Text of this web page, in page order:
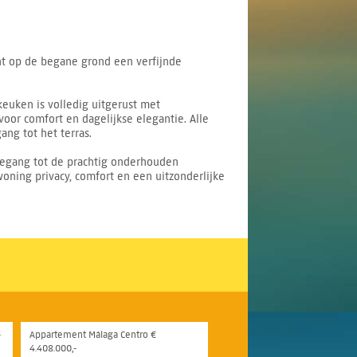
op de begane grond een verfijnde
is volledig uitgerust met
comfort en dagelijkse elegantie. Alle
tot het terras.
tot de prachtig onderhouden
privacy, comfort en een uitzonderlijke
Appartement Málaga Centro €
4.408.000,-